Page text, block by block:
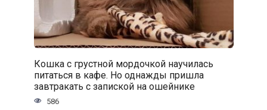
Кошка с грустной мордочкой научилась
питаться в кафе. Но однажды пришла
завтракать с запиской на ошейнике
586